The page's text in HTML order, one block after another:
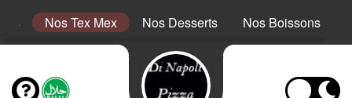
Nos Tex Mex Nos Desserts Nos Boissons